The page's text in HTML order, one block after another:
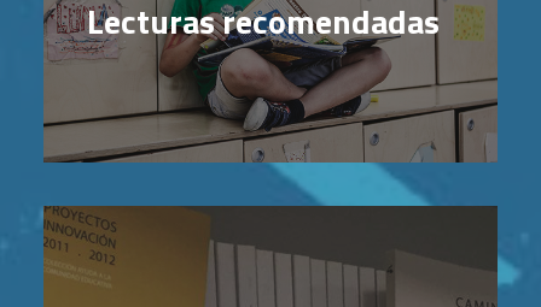
Lecturas recomendadas